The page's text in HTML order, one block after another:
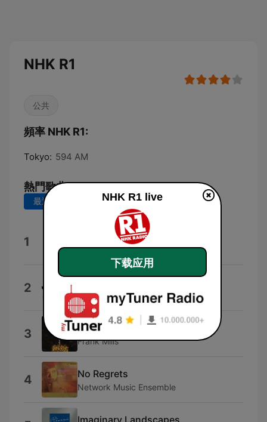
NHK R1
公共
頻率 NHK R1:
Tokyo: 594 AM
熱門歌曲
最近 7 天 最近 30 天
1 Jingle (41)
Nash Music Library
2 Nash Music Library
3 The Poet and I
Frank Mills
4 No Regrets
Network Music Ensemble
Imaginary Landscapes
NHK R1 live
下载应用